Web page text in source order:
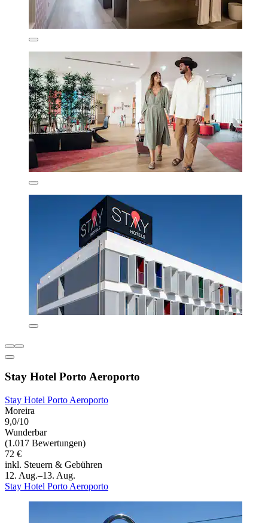
Stay Hotel Porto Aeroporto
Stay Hotel Porto Aeroporto
Moreira
9,0/10
Wunderbar
(1.017 Bewertungen)
72 €
inkl. Steuern & Gebühren
12. Aug.–13. Aug.
Stay Hotel Porto Aeroporto